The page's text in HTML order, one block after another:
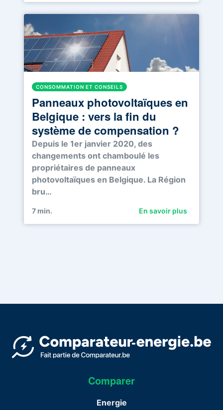
CONSOMMATION ET CONSEILS
Panneaux photovoltaïques en
Belgique : vers la fin du
système de compensation ?
Depuis le 1er janvier 2020, des
changements ont chamboulé les
propriétaires de panneaux
photovoltaïques en Belgique. La Région
bru…
7 min. En savoir plus
Comparer
Energie